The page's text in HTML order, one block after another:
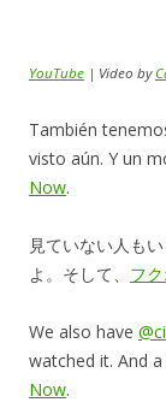
YouTube | Video by
También
visto aún. Y un
Now.
見ていない人も
よ。そして、 フ
We also have
watched it. And
Now.